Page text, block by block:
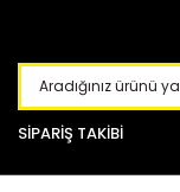
SİPARİŞ TAKİBİ